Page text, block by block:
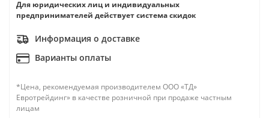
Для юридических лиц и индивидуальных
предпринимателей действует система скидок
Информация о доставке
Варианты оплаты
*Цена, рекомендуемая производителем ООО «ТД»
Евротрейдинг» в качестве розничной при продаже частным
лицам